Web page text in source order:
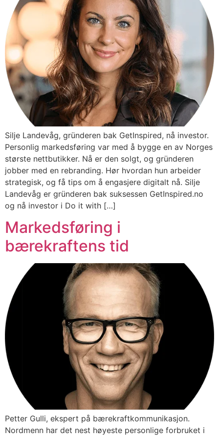
Silje Landevåg, gründeren bak GetInspired, nå investor.
Personlig markedsføring var med å bygge en av Norges
største nettbutikker. Nå er den solgt, og gründeren
jobber med en rebranding. Hør hvordan hun arbeider
strategisk, og få tips om å engasjere digitalt nå. Silje
Landevåg er gründeren bak suksessen GetInspired.no
og nå investor i Do it with […]
Markedsføring i
bærekraftens tid
Petter Gulli, ekspert på bærekraftkommunikasjon.
Nordmenn har det nest høyeste personlige forbruket i